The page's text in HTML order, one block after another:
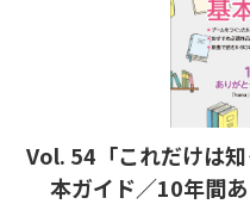
Vol. 54「これだけは
本ガイド／10年間